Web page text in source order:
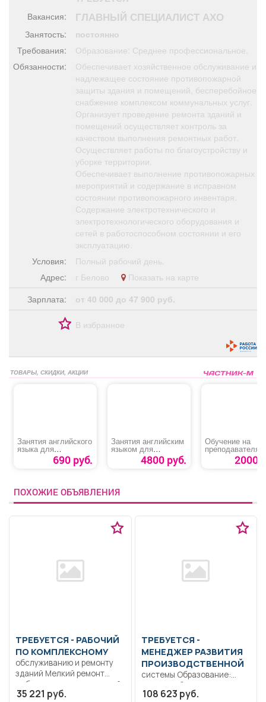
Я - пенсионер
Вакансия: ГЛАВНЫЙ СПЕЦИАЛИСТ АХО
Занятость:
постоянно
Требования:
Образование: Среднее профессиональное.
Обязанности:
Обеспечивает хозяйственное обслуживание и
надлежащее состояние противопожарной
защиты здания и помещений, бесперебойное
снабжение комплексом коммунальных услуг.
Организует проведение ремонта зданий и
помещений осуществляет контроль за
качеством выполнения ремонтных работ.
Осуществляет работы по благоустройству и
уборке территории.
Обеспечивает выполнение противопожарных
мероприятий и содержание в исправном
состоянии противопожарного инвентаря.
Содержание электротехнического и
электротехнологического оборудования и
сетей в работоспособном состоянии и его
эксплуатацию.
Условия:
Полный рабочий день.
Адрес:
г Белово
Показать на карте
Зарплата:
от 40 000 до 47 900 руб.
В избранное
ТОВАРЫ, СКИДКИ, АКЦИИ
Занятия английского
языка для
обучающихся 2-11
690 руб.
Занятия английским
языком для
обучающихся 2-11
4800 руб.
Обучение на
преподавателя
первой помощи
пострадавшим
2000
ПОХОЖИЕ ОБЪЯВЛЕНИЯ
ТРЕБУЕТСЯ - РАБОЧИЙ
ПО КОМПЛЕКСНОМУ
обслуживанию и ремонту
зданий Мелкий ремонт
мебели, инвентаря, дверей,
сантехники.....
35 221 руб.
ТРЕБУЕТСЯ -
МЕНЕДЖЕР РАЗВИТИЯ
ПРОИЗВОДСТВЕННОЙ
системы Образование:
Высшее образование —
бакалавриат.. Обеспечение
108 623 руб.